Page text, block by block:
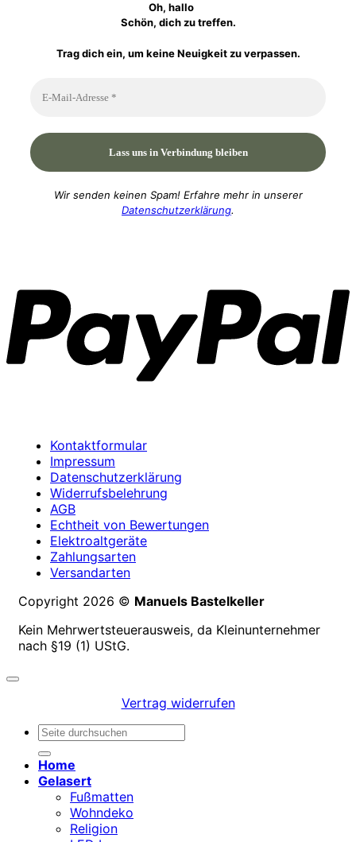
Oh, hallo
Schön, dich zu treffen.
Trag dich ein, um keine Neuigkeit zu verpassen.
Wir senden keinen Spam! Erfahre mehr in unserer
Datenschutzerklärung.
Kontaktformular
Impressum
Datenschutzerklärung
Widerrufsbelehrung
AGB
Echtheit von Bewertungen
Elektroaltgeräte
Zahlungsarten
Versandarten
Copyright 2026 © Manuels Bastelkeller
Kein Mehrwertsteuerausweis, da Kleinunternehmer
nach §19 (1) UStG.
Vertrag widerrufen
Suchen
Home
Gelasert
Fußmatten
Wohndeko
Religion